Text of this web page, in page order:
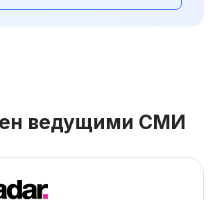
ведущими СМИ